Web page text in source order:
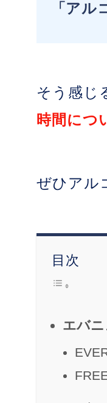
「ア
そう感じ
時間につ
ぜひアル
目次
エバ